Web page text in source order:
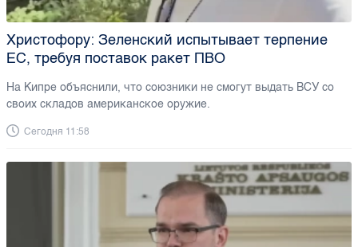
Христофору: Зеленский испытывает терпение
ЕС, требуя поставок ракет ПВО
На Кипре объяснили, что союзники не смогут выдать ВСУ со
своих складов американское оружие.
Сегодня 11:58